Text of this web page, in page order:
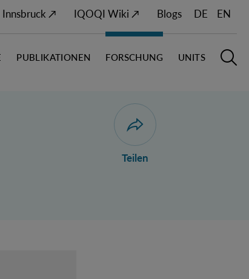
↗ IQOQI Wiki ↗ Blogs DE EN
PUBLIKATIONEN FORSCHUNG UNITS
Dialog zum Teilen der
Teilen